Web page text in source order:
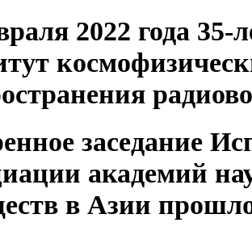
2022 года 35-
заседание
академий
в Азии